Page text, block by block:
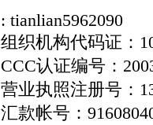
: tianlian5962090
组织机构代码证：
CCC认证编号：
营业执照注册号：
汇款帐号：